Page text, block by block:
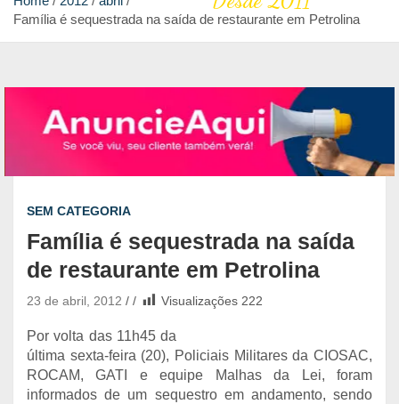
Família é sequestrada na saída de restaurante em Petrolina
SEM CATEGORIA
Família é sequestrada na saída
de restaurante em Petrolina
23 de abril, 2012 Visualizações 222
Por volta das 11h45 da
última sexta-feira (20), Policiais Militares da CIOSAC,
ROCAM, GATI e equipe Malhas da Lei, foram
informados de um sequestro em andamento, sendo